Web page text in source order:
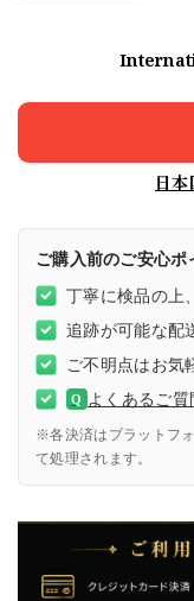
日
ご購入前のご安心ポ
丁寧に検品の上
追跡が可能な配
ご不明点はお気
Q よくあるご質
※各決済はプラットフ
て処理されます。